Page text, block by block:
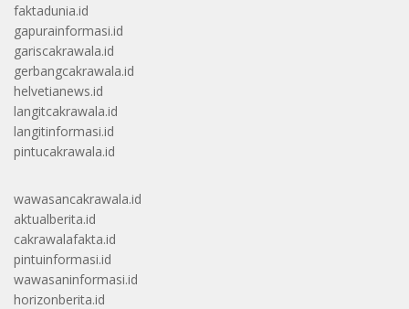
faktadunia.id
gapurainformasi.id
gariscakrawala.id
gerbangcakrawala.id
helvetianews.id
langitcakrawala.id
langitinformasi.id
pintucakrawala.id
wawasancakrawala.id
aktualberita.id
cakrawalafakta.id
pintuinformasi.id
wawasaninformasi.id
horizonberita.id